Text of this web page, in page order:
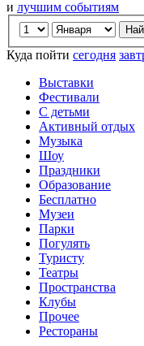
и лучшим событиям
Куда пойти сегодня
Выставки
Фестивали
С детьми
Активный отдых
Музыка
Шоу
Праздники
Образование
Бесплатно
Музеи
Парки
Погулять
Туристу
Театры
Пространства
Клубы
Прочее
Рестораны